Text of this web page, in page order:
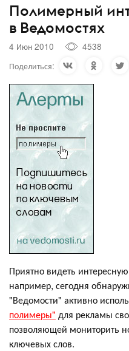
Полимерный
в Ведомостях
4 Июн 2010
4538
Поделиться:
Приятно видеть
например, сегодня
"Ведомости" активно
полимеры" для рекламы
позволяющей мониторить
ключевых слов.